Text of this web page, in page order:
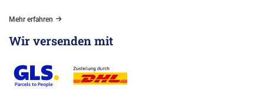
Mehr erfahren
Wir versenden mit